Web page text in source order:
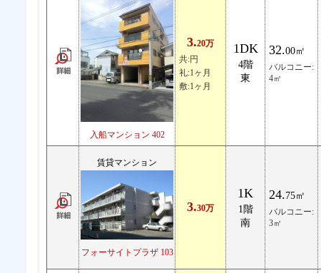
入船マンション 402
3.20万
共:円
礼:1ヶ月
敷:1ヶ月
1DK
4階
東
32.00㎡
バルコニー:
4㎡
賃貸マンション
フォーサイトプラザ 103
3.30万
1K
1階
南
24.75㎡
バルコニー:
3㎡